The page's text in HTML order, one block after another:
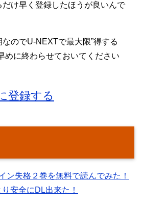
け早く登録したほうが良いんで
のでU-NEXTで最大限”得する
めに終わらせておいてください
登録する
ン失格２巻を無料で読んでみた！
安全にDL出来た！